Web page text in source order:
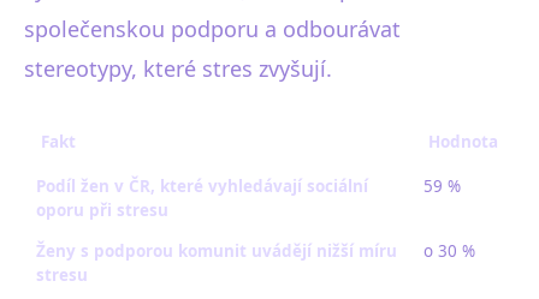
společenskou podporu a odbourávat
stereotypy, které stres zvyšují.
Fakt Hodnota
Podíl žen v ČR, které vyhledávají sociální
oporu při stresu
59 %
Ženy s podporou komunit uvádějí nižší míru
stresu
o 30 %